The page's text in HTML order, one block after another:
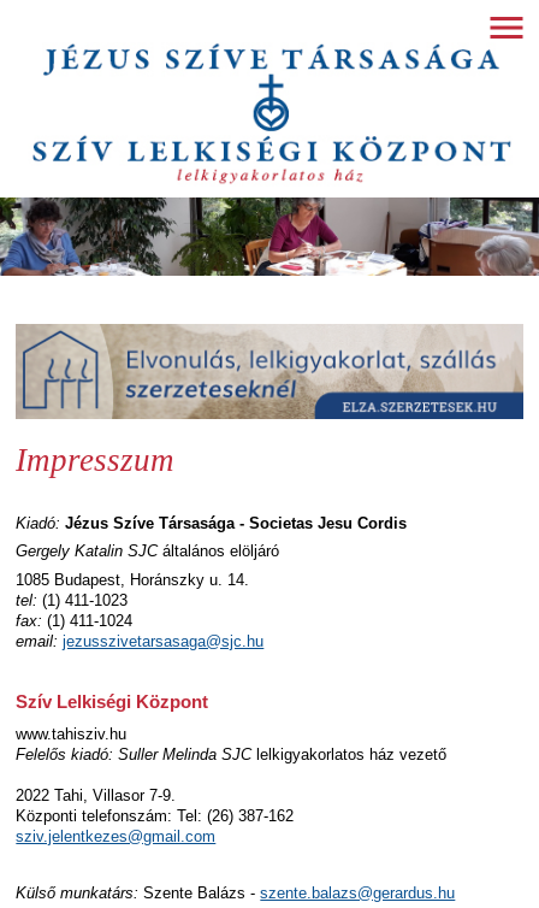
Impresszum
Kiadó: Jézus Szíve Társasága - Societas Jesu Cordis
Gergely Katalin SJCáltalános elöljáró
1085 Budapest, Horánszky u. 14.
tel: (1) 411-1023
fax: (1) 411-1024
email: jezusszivetarsasaga@sjc.hu
Szív Lelkiségi Központ
www.tahisziv.hu
Felelős kiadó: Suller Melinda SJC lelkigyakorlatos ház vezető
2022 Tahi, Villasor 7-9.
Központi telefonszám: Tel: (26) 387-162
sziv.jelentkezes@gmail.com
Külső munkatárs: Szente Balázs -szente.balazs@gerardus.hu